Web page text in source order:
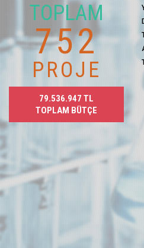
TOPLAM
752
PROJE
79.536.947 TL
TOPLAM BÜTÇE